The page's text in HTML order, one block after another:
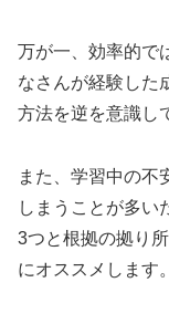
万が一、効率的で
なさんが経験した
方法を逆を意識し
また、学習中の不
しまうことが多い
3つと根拠の拠り
にオススメします。